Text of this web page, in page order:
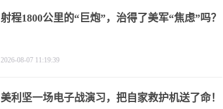
射程1800公里的“巨炮”，治得了美军“焦虑”吗？
2026-08-07 11:19:39
美利坚一场电子战演习，把自家救护机送了命！